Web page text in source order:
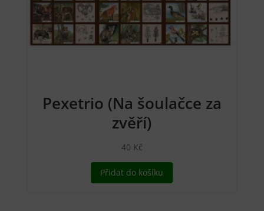
Pexetrio (Na šoulačce za
zvěří)
40 Kč
Přidat do košíku